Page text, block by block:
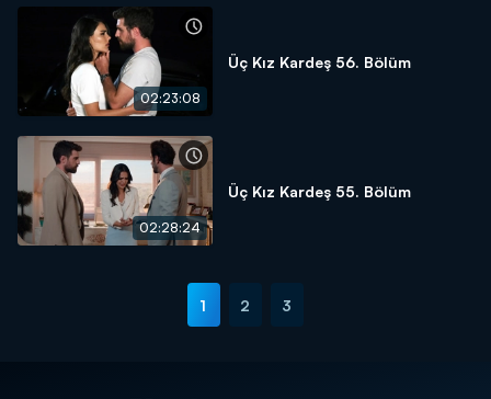
02:23:08
Üç Kız Kardeş 56. Bölüm
02:28:24
Üç Kız Kardeş 55. Bölüm
1 2 3